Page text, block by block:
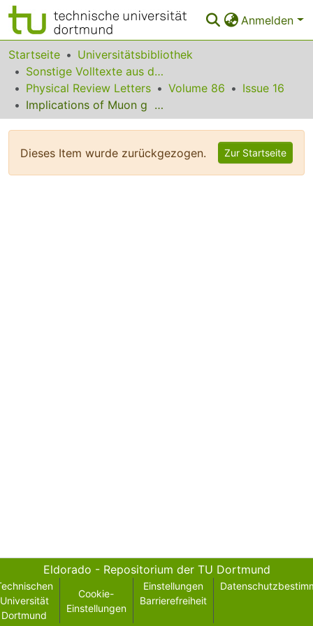
Anmelden
Bereiche & Sammlungen
Das gesamte Repositorium
Statistiken
Startseite
Universitätsbibliothek
Sonstige Volltexte aus dem Bibliotheksangebot
Physical Review Letters
Volume 86
Issue 16
Implications of Muon g  2 for Supersymmetry and for Discovering Superpartners Directly
Dieses Item wurde zurückgezogen. Zur Startseite
Eldorado - Repositorium der TU Dortmund
Universität
Dortmund
Cookie-
Einstellungen
Einstellungen
Barrierefreiheit